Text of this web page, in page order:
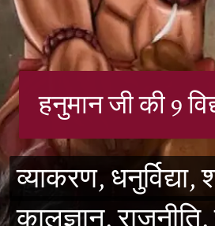
हनुमान जी की 9
व्याकरण, धनुर्विद्या,
व्याकरण, धनुर्विद्या,